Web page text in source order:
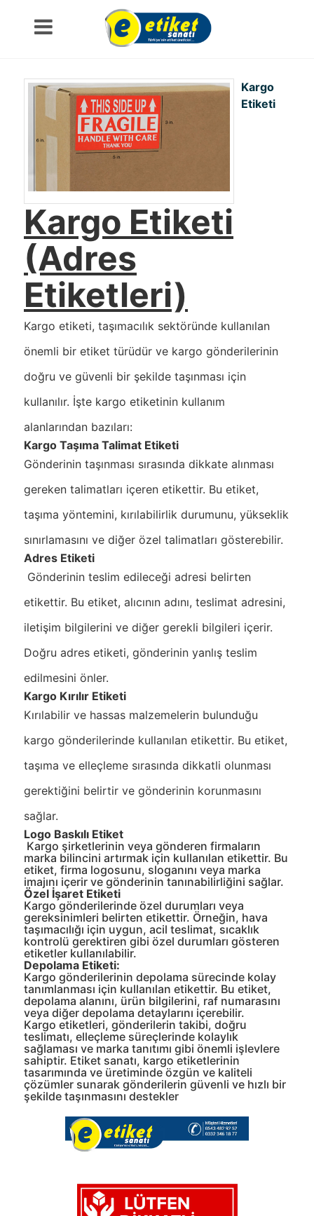
Kargo
Etiketi
Kargo Etiketi
(Adres
Etiketleri)
Kargo etiketi, taşımacılık sektöründe kullanılan
önemli bir etiket türüdür ve kargo gönderilerinin
doğru ve güvenli bir şekilde taşınması için
kullanılır. İşte kargo etiketinin kullanım
alanlarından bazıları:
Kargo Taşıma Talimat Etiketi
Gönderinin taşınması sırasında dikkate alınması
gereken talimatları içeren etikettir. Bu etiket,
taşıma yöntemini, kırılabilirlik durumunu, yükseklik
sınırlamasını ve diğer özel talimatları gösterebilir.
Adres Etiketi
Gönderinin teslim edileceği adresi belirten
etikettir. Bu etiket, alıcının adını, teslimat adresini,
iletişim bilgilerini ve diğer gerekli bilgileri içerir.
Doğru adres etiketi, gönderinin yanlış teslim
edilmesini önler.
Kargo Kırılır Etiketi
Kırılabilir ve hassas malzemelerin bulunduğu
kargo gönderilerinde kullanılan etikettir. Bu etiket,
taşıma ve elleçleme sırasında dikkatli olunması
gerektiğini belirtir ve gönderinin korunmasını
sağlar.
Logo Baskılı Etiket
Kargo şirketlerinin veya gönderen firmaların
marka bilincini artırmak için kullanılan etikettir. Bu
etiket, firma logosunu, sloganını veya marka
imajını içerir ve gönderinin tanınabilirliğini sağlar.
Özel İşaret Etiketi
Kargo gönderilerinde özel durumları veya
gereksinimleri belirten etikettir. Örneğin, hava
taşımacılığı için uygun, acil teslimat, sıcaklık
kontrolü gerektiren gibi özel durumları gösteren
etiketler kullanılabilir.
Depolama Etiketi:
Kargo gönderilerinin depolama sürecinde kolay
tanımlanması için kullanılan etikettir. Bu etiket,
depolama alanını, ürün bilgilerini, raf numarasını
veya diğer depolama detaylarını içerebilir.
Kargo etiketleri, gönderilerin takibi, doğru
teslimatı, elleçleme süreçlerinde kolaylık
sağlaması ve marka tanıtımı gibi önemli işlevlere
sahiptir. Etiket sanatı, kargo etiketlerinin
tasarımında ve üretiminde özgün ve kaliteli
çözümler sunarak gönderilerin güvenli ve hızlı bir
şekilde taşınmasını destekler